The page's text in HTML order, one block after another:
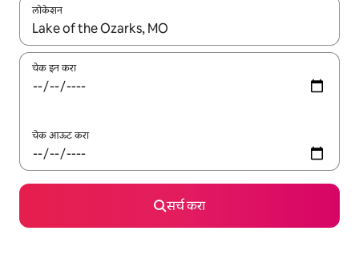
लोकेशन
जेव्हा परिणाम उपलब्ध असतील, तेव्हा वरच्या आणि खाली बाणांच्या किजसह
चेक इन करा
चेक आऊट करा
सर्च करा